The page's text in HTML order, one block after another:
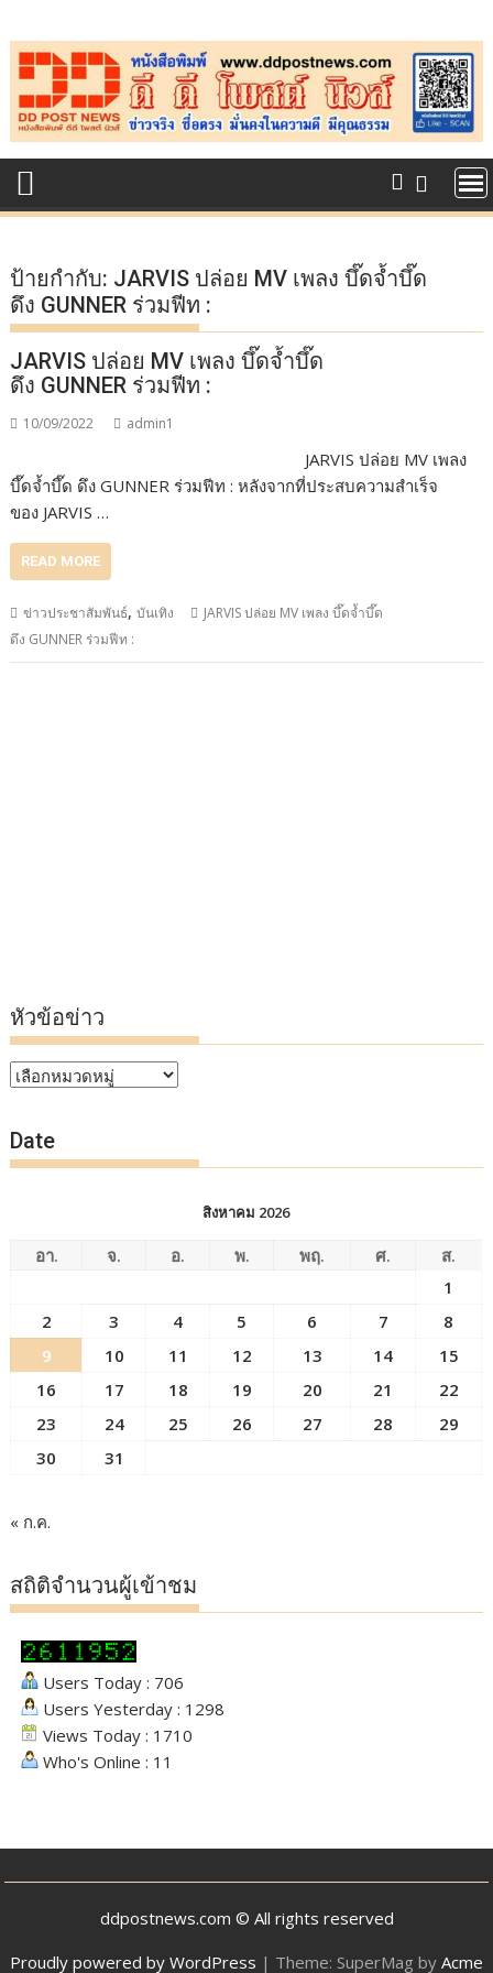
to
content
ป้ายกำกับ: JARVIS ปล่อย MV เพลง บึ๊ดจ้ำบึ๊ด
ดึง GUNNER ร่วมฟีท :
JARVIS ปล่อย MV เพลง บึ๊ดจ้ำบึ๊ด
ดึง GUNNER ร่วมฟีท :
10/09/2022 admin1
JARVIS ปล่อย MV เพลง
บึ๊ดจ้ำบึ๊ด ดึง GUNNER ร่วมฟีท : หลังจากที่ประสบความสำเร็จ
ของ JARVIS …
READ MORE
ข่าวประชาสัมพันธ์,บันเทิง
JARVIS ปล่อย MV เพลง บึ๊ดจ้ำบึ๊ด
ดึง GUNNER ร่วมฟีท :
หัวข้อข่าว
หัวข้อ
Date
สิงหาคม 2026
อา. จ. อ. พ. พฤ. ศ.
ส.
1
2
3 4 5 6 7
8
9
10 11 12 13 14
15
16
17 18 19 20 21
22
23
24 25 26 27 28
29
30
31
« ก.ค.
สถิติจำนวนผู้เข้าชม
Users Today : 706
Users Yesterday : 1298
Views Today : 1710
Who's Online : 11
ddpostnews.com © All rights reserved
Proudly powered by WordPress | Theme: SuperMag by Acme